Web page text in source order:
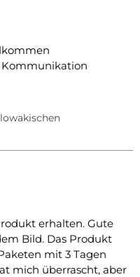
erhalten. Gute
Bild. Das Produkt
mit 3 Tagen
mich überrascht, aber